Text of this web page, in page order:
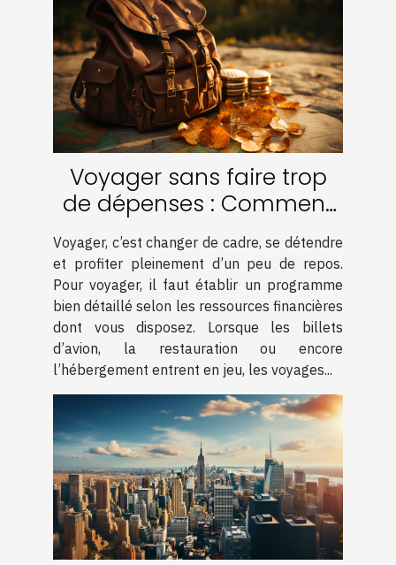
Voyager sans faire trop
de dépenses : Comment
procéder ?
Voyager, c’est changer de cadre, se détendre
et profiter pleinement d’un peu de repos.
Pour voyager, il faut établir un programme
bien détaillé selon les ressources financières
dont vous disposez. Lorsque les billets
d’avion, la restauration ou encore
l’hébergement entrent en jeu, les voyages...